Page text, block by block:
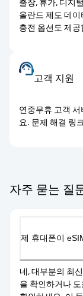
출장, 휴가, 디지
올란드 제도 데
충전 옵션도 제공
고객 지원
연중무휴 고객
요. 문제 해결 링
자주 묻는 질
제 휴대폰이
네, 대부분의 최
을 확인하거나